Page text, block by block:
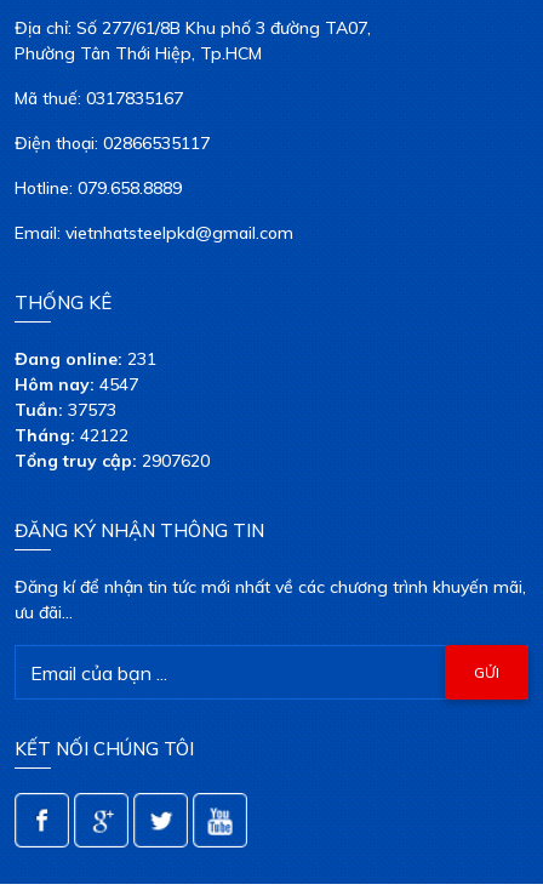
Địa chỉ: Số 277/61/8B Khu phố 3 đường TA07,
Phường Tân Thới Hiệp, Tp.HCM
Mã thuế: 0317835167
Điện thoại: 02866535117
Hotline: 079.658.8889
Email: vietnhatsteelpkd@gmail.com
THỐNG KÊ
Đang online:231
Hôm nay:4547
Tuần:37573
Tháng:42122
Tổng truy cập:2907620
ĐĂNG KÝ NHẬN THÔNG TIN
Đăng kí để nhận tin tức mới nhất về các chương trình khuyến mãi,
ưu đãi...
KẾT NỐI CHÚNG TÔI